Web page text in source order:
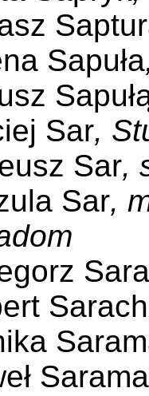
Sapuła
Sar,
Sar,
Sar,
Sarach
Sarama